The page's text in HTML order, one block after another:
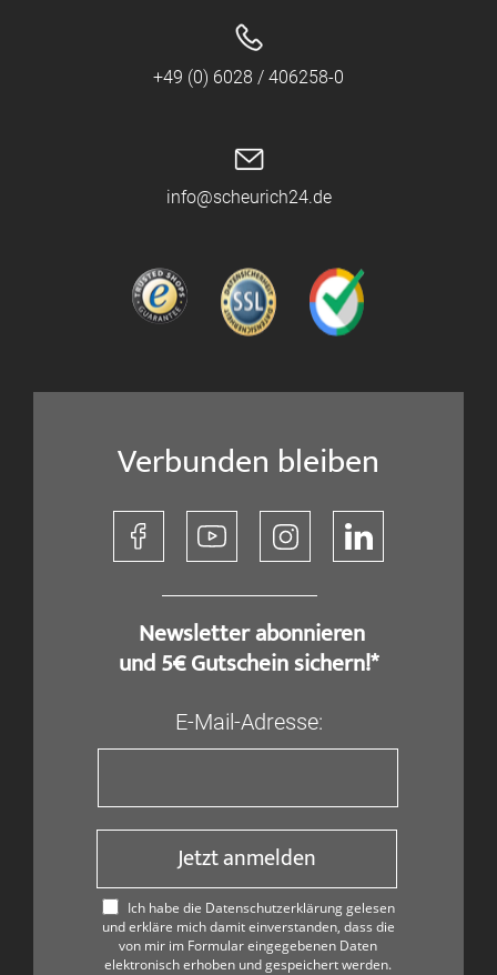
+49 (0) 6028 / 406258-0
info@scheurich24.de
Verbunden bleiben
​ Newsletter abonnieren
und 5€ Gutschein sichern!*
E-Mail-Adresse:
Jetzt anmelden
Ich habe die Datenschutzerklärung gelesen
und erkläre mich damit einverstanden, dass die
von mir im Formular eingegebenen Daten
elektronisch erhoben und gespeichert werden.